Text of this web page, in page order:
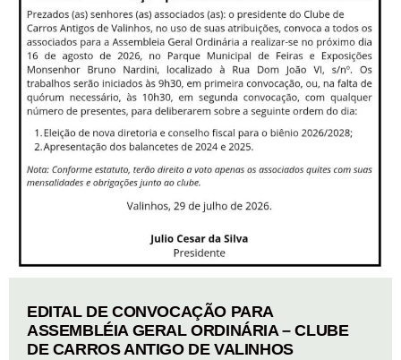
EDITAL DE CONVOCAÇÃO PARA
ASSEMBLÉIA GERAL ORDINÁRIA – CLUBE
DE CARROS ANTIGO DE VALINHOS